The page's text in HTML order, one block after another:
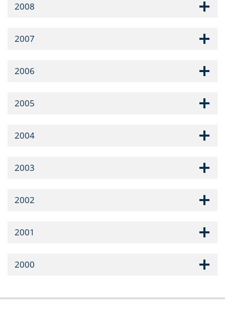
2008
2007
2006
2005
2004
2003
2002
2001
2000